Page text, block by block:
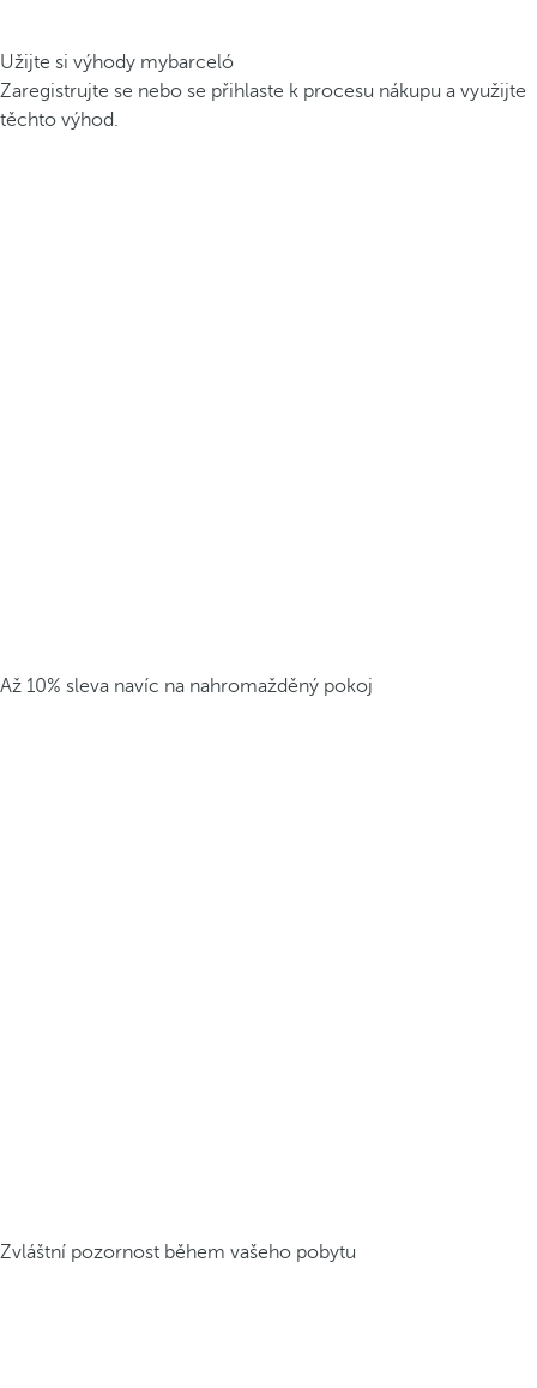
Užijte si výhody mybarceló
Zaregistrujte se nebo se přihlaste k procesu nákupu a využijte
těchto výhod.
Až 10% sleva navíc na nahromažděný pokoj
Zvláštní pozornost během vašeho pobytu